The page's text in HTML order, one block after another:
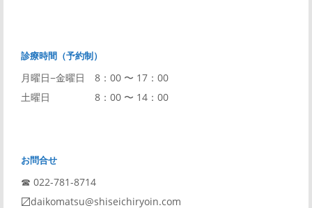
診療時間（予約制）
月曜日−金曜日 8：00 〜 17：00
土曜日 8：00 〜 14：00
お問合せ
☎︎ 022-781-8714
〼daikomatsu@shiseichiryoin.com